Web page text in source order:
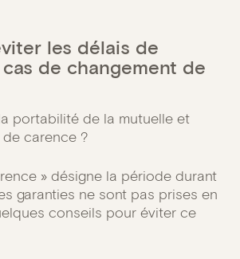
les délais de
de changement de
portabilité de la mutuelle et
carence ?
» désigne la période durant
garanties ne sont pas prises en
conseils pour éviter ce